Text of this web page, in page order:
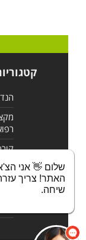
שלום 👋 אני
האתר! צריך
שיחה.